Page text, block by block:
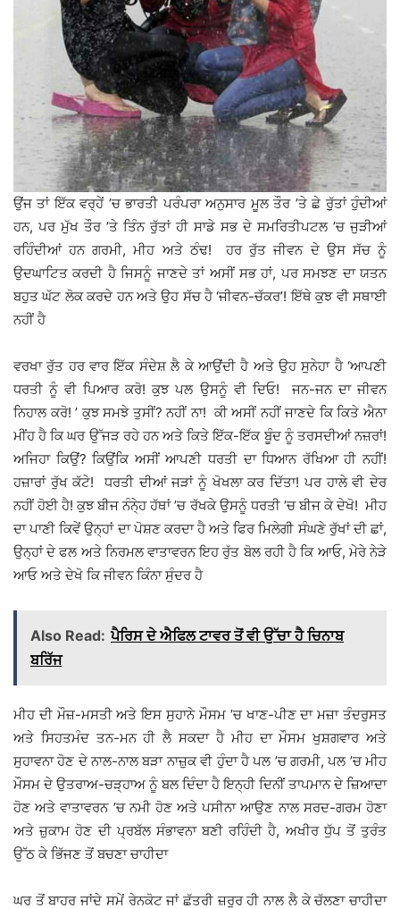
ਉਂਜ ਤਾਂ ਇੱਕ ਵਰ੍ਹੇਂ ’ਚ ਭਾਰਤੀ ਪਰੰਪਰਾ ਅਨੁਸਾਰ ਮੂਲ ਤੌਰ ’ਤੇ ਛੇ ਰੁੁੱਤਾਂ ਹੁੰਦੀਆਂ
ਹਨ, ਪਰ ਮੁੱਖ ਤੌਰ ’ਤੇ ਤਿੰਨ ਰੁੱਤਾਂ ਹੀ ਸਾਡੇ ਸਭ ਦੇ ਸਮਰਿਤੀਪਟਲ ’ਚ ਜੁੜੀਆਂ
ਰਹਿੰਦੀਆਂ ਹਨ ਗਰਮੀ, ਮੀਹ ਅਤੇ ਠੰਢ! ਹਰ ਰੁੱਤ ਜੀਵਨ ਦੇ ਉਸ ਸੱਚ ਨੂੰ
ਉਦਘਾਟਿਤ ਕਰਦੀ ਹੈ ਜਿਸਨੂੰ ਜਾਣਦੇ ਤਾਂ ਅਸੀਂ ਸਭ ਹਾਂ, ਪਰ ਸਮਝਣ ਦਾ ਯਤਨ
ਬਹੁਤ ਘੱਟ ਲੋਕ ਕਰਦੇ ਹਨ ਅਤੇ ਉਹ ਸੱਚ ਹੈ ‘ਜੀਵਨ-ਚੱਕਰ’! ਇੱਥੇ ਕੁਝ ਵੀ ਸਥਾਈ
ਨਹੀਂ ਹੈ
ਵਰਖਾ ਰੁੱਤ ਹਰ ਵਾਰ ਇੱਕ ਸੰਦੇਸ਼ ਲੈ ਕੇ ਆਉਂਦੀ ਹੈ ਅਤੇ ਉਹ ਸੁਨੇਹਾ ਹੈ ‘ਆਪਣੀ
ਧਰਤੀ ਨੂੰ ਵੀ ਪਿਆਰ ਕਰੋ! ਕੁਝ ਪਲ ਉਸਨੂੰ ਵੀ ਦਿਓ! ਜਨ-ਜਨ ਦਾ ਜੀਵਨ
ਨਿਹਾਲ ਕਰੋ! ’ ਕੁਝ ਸਮਝੇ ਤੁਸੀਂ? ਨਹੀਂ ਨਾ! ਕੀ ਅਸੀਂ ਨਹੀਂ ਜਾਣਦੇ ਕਿ ਕਿਤੇ ਐਨਾ
ਮੀਂਹ ਹੈ ਕਿ ਘਰ ਉੱਜੜ ਰਹੇ ਹਨ ਅਤੇ ਕਿਤੇ ਇੱਕ-ਇੱਕ ਬੂੰਦ ਨੂੰ ਤਰਸਦੀਆਂ ਨਜ਼ਰਾਂ!
ਅਜਿਹਾ ਕਿਉਂ? ਕਿਉਂਕਿ ਅਸੀਂ ਆਪਣੀ ਧਰਤੀ ਦਾ ਧਿਆਨ ਰੱਖਿਆ ਹੀ ਨਹੀਂ!
ਹਜ਼ਾਰਾਂ ਰੁੱਖ ਕੱਟੇ! ਧਰਤੀ ਦੀਆਂ ਜੜਾਂ ਨੂੰ ਖੋਖਲਾ ਕਰ ਦਿੱਤਾ! ਪਰ ਹਾਲੇ ਵੀ ਦੇਰ
ਨਹੀਂ ਹੋਈ ਹੈ! ਕੁਝ ਬੀਜ ਨੰਨੇ੍ਹ ਹੱਥਾਂ ’ਚ ਰੱਖਕੇ ਉਸਨੂੰ ਧਰਤੀ ’ਚ ਬੀਜ ਕੇ ਦੇਖੋ! ਮੀਹ
ਦਾ ਪਾਣੀ ਕਿਵੇਂ ਉਨ੍ਹਾਂ ਦਾ ਪੋਸ਼ਣ ਕਰਦਾ ਹੈ ਅਤੇ ਫਿਰ ਮਿਲੇਗੀ ਸੰਘਣੇ ਰੁੱਖਾਂ ਦੀ ਛਾਂ,
ਉਨ੍ਹਾਂ ਦੇ ਫਲ ਅਤੇ ਨਿਰਮਲ ਵਾਤਾਵਰਨ ਇਹ ਰੁੱਤ ਬੋਲ ਰਹੀ ਹੈ ਕਿ ਆਓ, ਮੇਰੇ ਨੇੜੇ
ਆਓ ਅਤੇ ਦੇਖੋ ਕਿ ਜੀਵਨ ਕਿੰਨਾ ਸੁੰਦਰ ਹੈ
Also Read: ਪੈਰਿਸ ਦੇ ਐਫਿਲ ਟਾਵਰ ਤੋਂ ਵੀ ਉੱਚਾ ਹੈ ਚਿਨਾਬ
ਬਰਿੱਜ
ਮੀਹ ਦੀ ਮੌਜ਼-ਮਸਤੀ ਅਤੇ ਇਸ ਸੁਹਾਨੇ ਮੌਸਮ ’ਚ ਖਾਣ-ਪੀਣ ਦਾ ਮਜ਼ਾ ਤੰਦਰੁਸਤ
ਅਤੇ ਸਿਹਤਮੰਦ ਤਨ-ਮਨ ਹੀ ਲੈ ਸਕਦਾ ਹੈ ਮੀਹ ਦਾ ਮੌਸਮ ਖੁਸ਼ਗਵਾਰ ਅਤੇ
ਸੁਹਾਵਨਾ ਹੋਣ ਦੇ ਨਾਲ-ਨਾਲ ਬੜਾ ਨਾਜ਼ੁਕ ਵੀ ਹੁੰਦਾ ਹੈ ਪਲ ’ਚ ਗਰਮੀ, ਪਲ ’ਚ ਮੀਹ
ਮੌਸਮ ਦੇ ਉਤਰਾਅ-ਚੜ੍ਹਾਅ ਨੂੰ ਬਲ ਦਿੰਦਾ ਹੈ ਇਨ੍ਹੀ ਦਿਨੀਂ ਤਾਪਮਾਨ ਦੇ ਜ਼ਿਆਦਾ
ਹੋਣ ਅਤੇ ਵਾਤਾਵਰਨ ’ਚ ਨਮੀ ਹੋਣ ਅਤੇ ਪਸੀਨਾ ਆਉਣ ਨਾਲ ਸਰਦ-ਗਰਮ ਹੋਣਾ
ਅਤੇ ਜ਼ੁਕਾਮ ਹੋਣ ਦੀ ਪ੍ਰਬੱਲ ਸੰਭਾਵਨਾ ਬਣੀ ਰਹਿੰਦੀ ਹੈ, ਅਖੀਰ ਧੁੱਪ ਤੋਂ ਤੁਰੰਤ
ਉੱਠ ਕੇ ਭਿੱਜਣ ਤੋਂ ਬਚਣਾ ਚਾਹੀਦਾ
ਘਰ ਤੋਂ ਬਾਹਰ ਜਾਂਦੇ ਸਮੇਂ ਰੇਨਕੋਟ ਜਾਂ ਛੱਤਰੀ ਜ਼ਰੂਰ ਹੀ ਨਾਲ ਲੈ ਕੇ ਚੱਲਣਾ ਚਾਹੀਦਾ